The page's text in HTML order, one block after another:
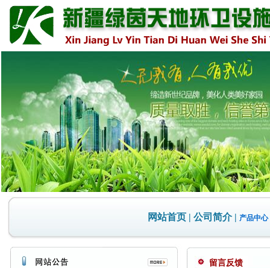
网站首页 | 公司简介| 产品中心
留言反馈